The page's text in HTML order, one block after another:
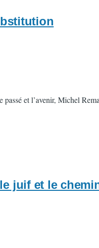
et l’avenir, Michel
juif et le